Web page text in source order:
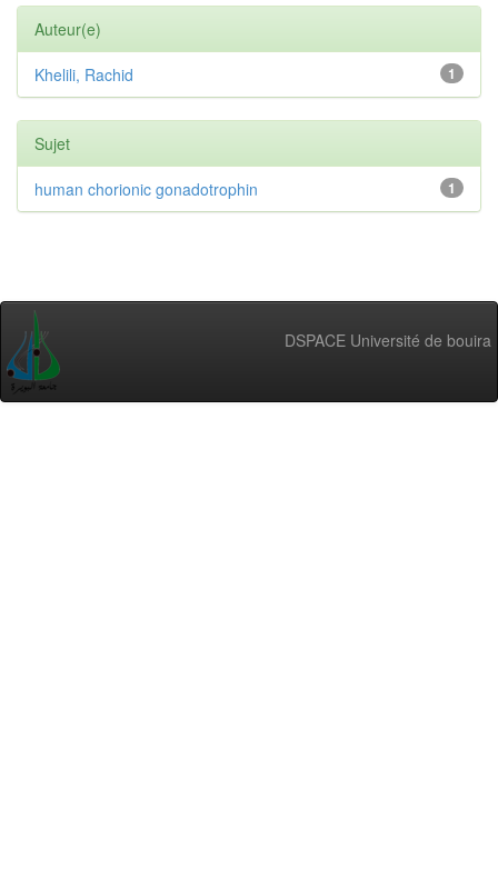
Auteur(e)
1
Khelili, Rachid
Sujet
1
human chorionic gonadotrophin
DSPACE Université de bouira